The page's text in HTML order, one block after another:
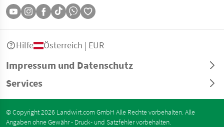
Impressum und Datenschutz
Services
Hilfe Österreich | EUR
© Copyright 2026 Landwirt.com GmbH Alle Rechte vorbehalten. Alle
Angaben ohne Gewähr - Druck- und Satzfehler vorbehalten.